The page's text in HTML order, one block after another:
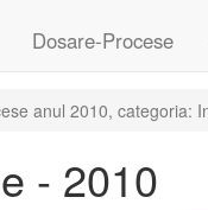
Dosare-Procese
anul 2010, categoria:
- 2010